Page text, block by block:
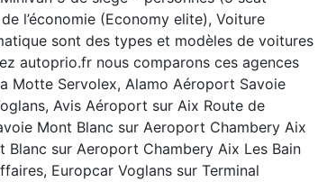
l’économie (Economy elite), Voiture
sont des types et modèles de voitures
autoprio.fr nous comparons ces agences
Motte Servolex, Alamo Aéroport Savoie
Avis Aéroport sur Aix Route de
Mont Blanc sur Aeroport Chambery Aix
Blanc sur Aeroport Chambery Aix Les Bain
Europcar Voglans sur Terminal